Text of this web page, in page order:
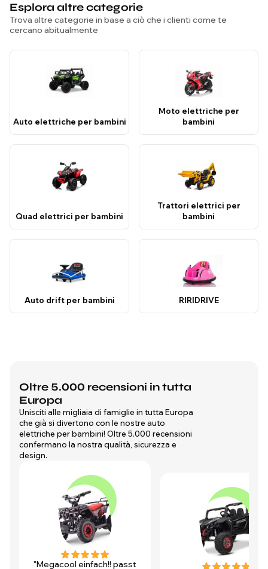
Esplora altre categorie
Trova altre categorie in base a ciò che i clienti come te
cercano abitualmente
Auto elettriche per bambini
Moto elettriche per
bambini
Quad elettrici per bambini
Trattori elettrici per
bambini
Auto drift per bambini RIRIDRIVE
Oltre 5.000 recensioni in tutta
Europa
Unisciti alle migliaia di famiglie in tutta Europa
che già si divertono con le nostre auto
elettriche per bambini! Oltre 5.000 recensioni
confermano la nostra qualità, sicurezza e
design.
"Megacool einfach!! passt